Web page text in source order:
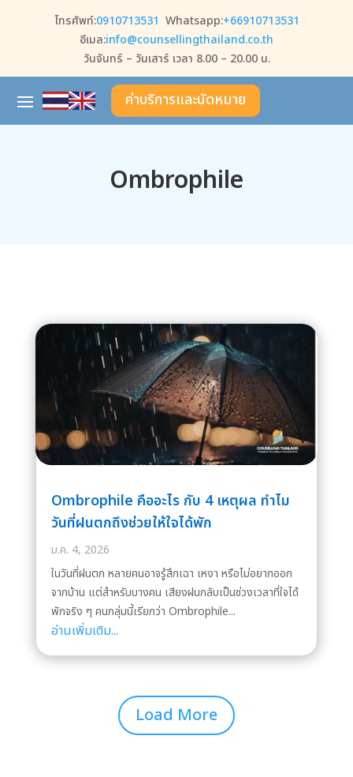
โทรศัพท์:0910713531 Whatsapp:+66910713531
อีเมล:info@counsellingthailand.co.th
วันจันทร์ – วันเสาร์ เวลา 8.00 – 20.00 น.
ค่าบริการและนัดหมาย
Ombrophile
Ombrophile คืออะไร กับ 4 เหตุผล ทำไม
วันที่ฝนตกถึงช่วยให้ใจได้พัก
ม.ค. 4, 2026
ในวันที่ฝนตก หลายคนอาจรู้สึกเฉา เหงา หรือไม่อยากออก
จากบ้าน แต่สำหรับบางคน เสียงฝนกลับเป็นช่วงเวลาที่ใจได้
พักจริง ๆ คนกลุ่มนี้เรียกว่า Ombrophile...
อ่านเพิ่มเติม...
Load More